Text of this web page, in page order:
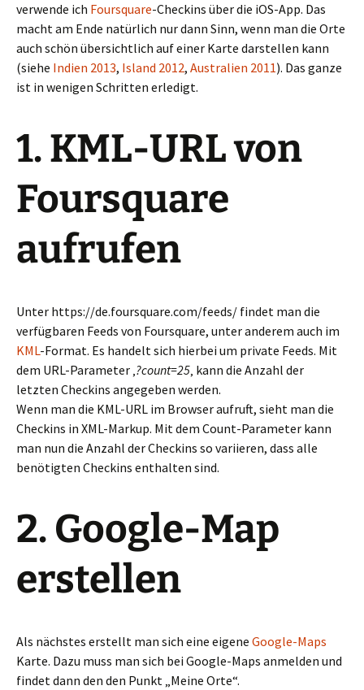
verwende ich Foursquare-Checkins über die iOS-App. Das
macht am Ende natürlich nur dann Sinn, wenn man die Orte
auch schön übersichtlich auf einer Karte darstellen kann
(siehe Indien 2013, Island 2012, Australien 2011). Das ganze
ist in wenigen Schritten erledigt.
1. KML-URL von
Foursquare
aufrufen
Unter https://de.foursquare.com/feeds/ findet man die
verfügbaren Feeds von Foursquare, unter anderem auch im
KML-Format. Es handelt sich hierbei um private Feeds. Mit
dem URL-Parameter ‚?count=25‚ kann die Anzahl der
letzten Checkins angegeben werden.
Wenn man die KML-URL im Browser aufruft, sieht man die
Checkins in XML-Markup. Mit dem Count-Parameter kann
man nun die Anzahl der Checkins so variieren, dass alle
benötigten Checkins enthalten sind.
2. Google-Map
erstellen
Als nächstes erstellt man sich eine eigene Google-Maps
Karte. Dazu muss man sich bei Google-Maps anmelden und
findet dann den den Punkt „Meine Orte“.